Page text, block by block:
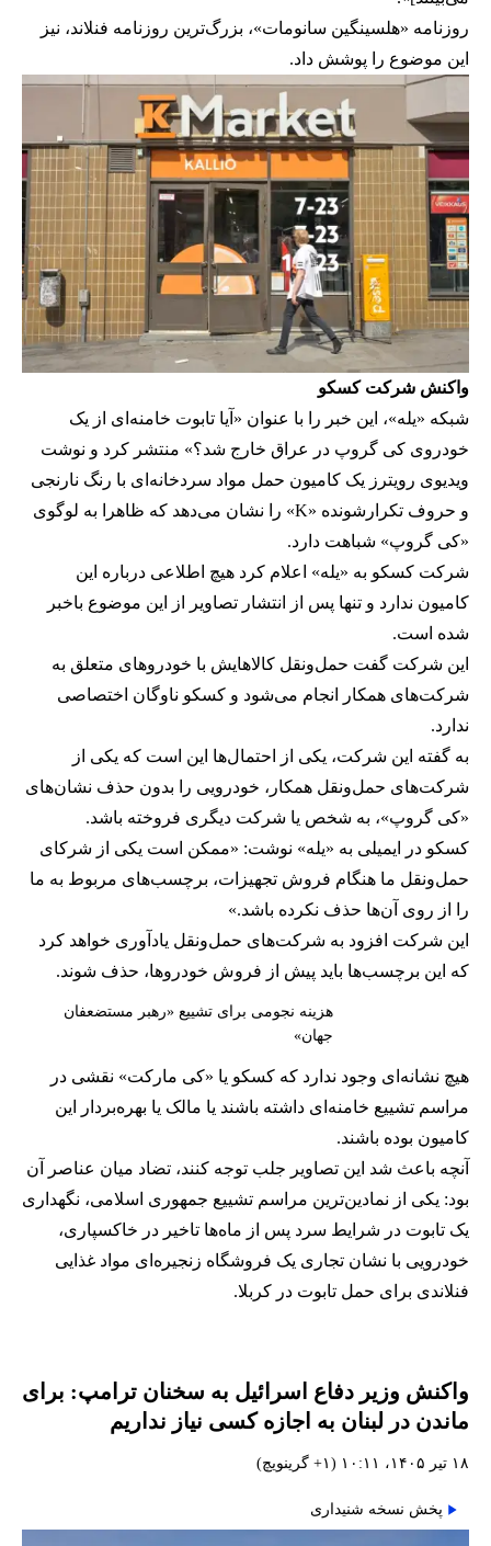
روزنامه «هلسینگین سانومات»، بزرگ‌ترین روزنامه فنلاند، نیز
این موضوع را پوشش داد.
واکنش شرکت کسکو
شبکه «یله»، این خبر را با عنوان «آیا تابوت خامنه‌ای از یک
خودروی کی گروپ در عراق خارج شد؟» منتشر کرد و نوشت
ویدیوی رویترز یک کامیون حمل مواد سردخانه‌ای با رنگ نارنجی
و حروف تکرارشونده «K» را نشان می‌دهد که ظاهرا به لوگوی
«کی گروپ» شباهت دارد.
شرکت کسکو به «یله» اعلام کرد هیچ اطلاعی درباره این
کامیون ندارد و تنها پس از انتشار تصاویر از این موضوع باخبر
شده است.
این شرکت گفت حمل‌ونقل کالاهایش با خودروهای متعلق به
شرکت‌های همکار انجام می‌شود و کسکو ناوگان اختصاصی
ندارد.
به گفته این شرکت، یکی از احتمال‌ها این است که یکی از
شرکت‌های حمل‌ونقل همکار، خودرویی را بدون حذف نشان‌های
«کی گروپ»، به شخص یا شرکت دیگری فروخته باشد.
کسکو در ایمیلی به «یله» نوشت: «ممکن است یکی از شرکای
حمل‌ونقل ما هنگام فروش تجهیزات، برچسب‌های مربوط به ما
را از روی آن‌ها حذف نکرده باشد.»
این شرکت افزود به شرکت‌های حمل‌ونقل یادآوری خواهد کرد
که این برچسب‌ها باید پیش از فروش خودروها، حذف شوند.
هزینه نجومی برای تشییع «رهبر مستضعفان
جهان»
هیچ نشانه‌ای وجود ندارد که کسکو یا «کی مارکت» نقشی در
مراسم تشییع خامنه‌ای داشته باشند یا مالک یا بهره‌بردار این
کامیون بوده باشند.
آنچه باعث شد این تصاویر جلب توجه کنند، تضاد میان عناصر آن
بود: یکی از نمادین‌ترین مراسم تشییع جمهوری اسلامی، نگهداری
یک تابوت در شرایط سرد پس از ماه‌ها تاخیر در خاکسپاری،
خودرویی با نشان تجاری یک فروشگاه زنجیره‌ای مواد غذایی
فنلاندی برای حمل تابوت در کربلا.
واکنش وزیر دفاع اسرائیل به سخنان ترامپ: برای
ماندن در لبنان به اجازه کسی نیاز نداریم
۱۸ تیر ۱۴۰۵، ۱۰:۱۱ (‎+۱ گرینویچ)
پخش نسخه شنیداری